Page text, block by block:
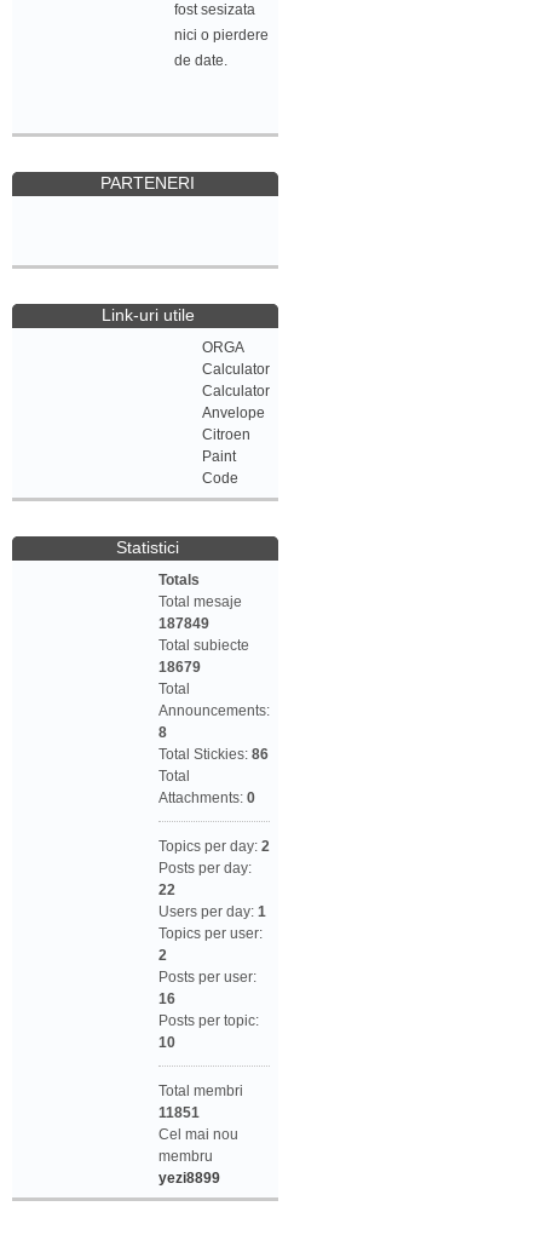
fost sesizata
nici o pierdere
de date.
PARTENERI
Link-uri utile
ORGA
Calculator
Calculator
Anvelope
Citroen
Paint
Code
Statistici
Totals
Total mesaje
187849
Total subiecte
18679
Total
Announcements:
8
Total Stickies: 86
Total
Attachments: 0
Topics per day: 2
Posts per day:
22
Users per day: 1
Topics per user:
2
Posts per user:
16
Posts per topic:
10
Total membri
11851
Cel mai nou
membru
yezi8899